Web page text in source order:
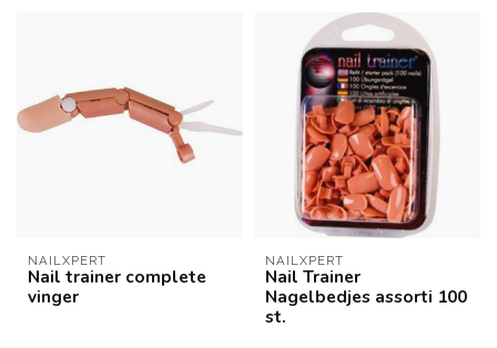
NAILXPERT
Nail trainer complete
vinger
NAILXPERT
Nail Trainer
Nagelbedjes assorti 100
st.